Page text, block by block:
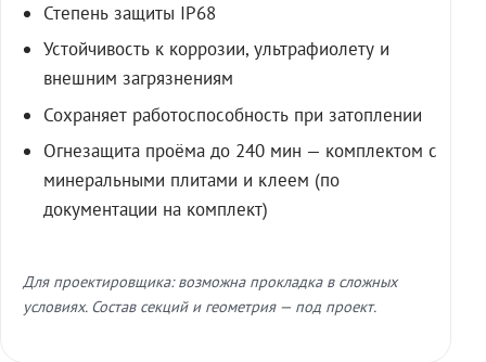
Степень защиты IP68
Устойчивость к коррозии, ультрафиолету и
внешним загрязнениям
Сохраняет работоспособность при затоплении
Огнезащита проёма до 240 мин — комплектом с
минеральными плитами и клеем (по
документации на комплект)
Для проектировщика: возможна прокладка в сложных
условиях. Состав секций и геометрия — под проект.